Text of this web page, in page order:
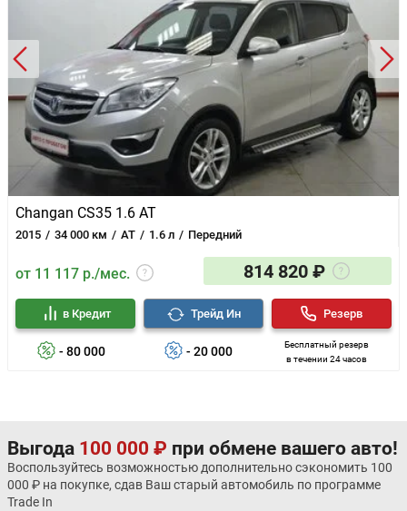
Changan CS35 1.6 AT
2015 34 000 км AT 1.6 л Передний
от 11 117 р./мес. 814 820 ₽
- 80 000
в Кредит
- 20 000
Трейд Ин
Бесплатный резерв
в течении 24 часов
Резерв
Выгода 100 000 ₽ при обмене вашего авто!
Воспользуйтесь возможностью дополнительно сэкономить 100
000 ₽ на покупке, сдав Ваш старый автомобиль по программе
Trade In